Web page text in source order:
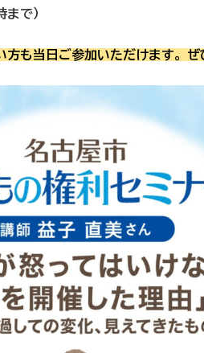
まで）
も当日ご参加いただけます。ぜ